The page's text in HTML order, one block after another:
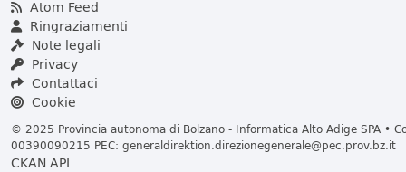
Atom Feed
Ringraziamenti
Note legali
Privacy
Contattaci
Cookie
© 2025 Provincia autonoma di Bolzano - Informatica Alto Adige SPA •
00390090215 PEC: generaldirektion.direzionegenerale@pec.prov.bz.it
CKAN API